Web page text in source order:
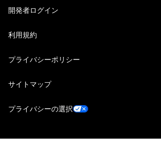
開発者ログイン
利用規約
プライバシーポリシー
サイトマップ
プライバシーの選択